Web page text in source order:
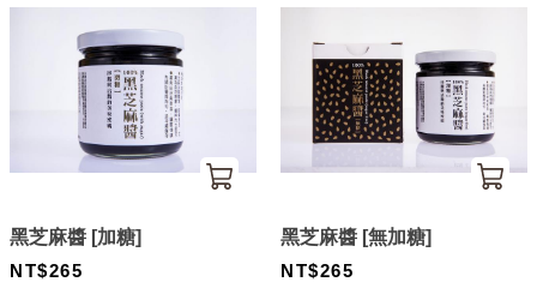
黑芝麻醬 [加糖]
NT$265
黑芝麻醬 [無加糖]
NT$265